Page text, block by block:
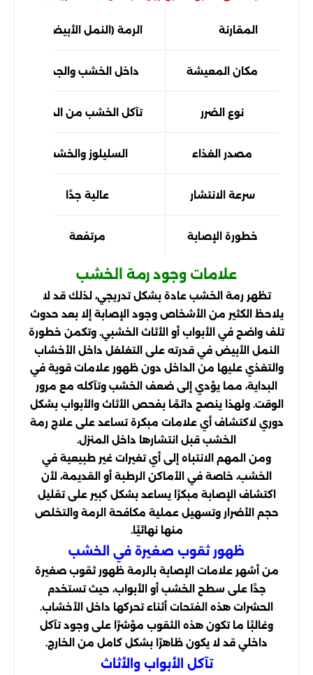
المقارنة الرمة (النمل الأبيض)
مكان المعيشة داخل الخشب والجدران
نوع الضرر تآكل الخشب من الداخل
مصدر الغذاء السليلوز والخشب
سرعة الانتشار عالية جدًا
خطورة الإصابة مرتفعة
علامات وجود رمة الخشب
تظهر رمة الخشب عادة بشكل تدريجي، لذلك قد لا
يلاحظ الكثير من الأشخاص وجود الإصابة إلا بعد حدوث
تلف واضح في الأبواب أو الأثاث الخشبي. وتكمن خطورة
النمل الأبيض في قدرته على التغلغل داخل الأخشاب
والتغذي عليها من الداخل دون ظهور علامات قوية في
البداية، مما يؤدي إلى ضعف الخشب وتآكله مع مرور
الوقت. ولهذا ينصح دائمًا بفحص الأثاث والأبواب بشكل
دوري لاكتشاف أي علامات مبكرة تساعد على علاج رمة
الخشب قبل انتشارها داخل المنزل.
ومن المهم الانتباه إلى أي تغيرات غير طبيعية في
الخشب، خاصة في الأماكن الرطبة أو القديمة، لأن
اكتشاف الإصابة مبكرًا يساعد بشكل كبير على تقليل
حجم الأضرار وتسهيل عملية مكافحة الرمة والتخلص
منها نهائيًا.
ظهور ثقوب صغيرة في الخشب
من أشهر علامات الإصابة بالرمة ظهور ثقوب صغيرة
جدًا على سطح الخشب أو الأبواب، حيث تستخدم
الحشرات هذه الفتحات أثناء تحركها داخل الأخشاب.
وغالبًا ما تكون هذه الثقوب مؤشرًا على وجود تآكل
داخلي قد لا يكون ظاهرًا بشكل كامل من الخارج.
تآكل الأبواب والأثاث